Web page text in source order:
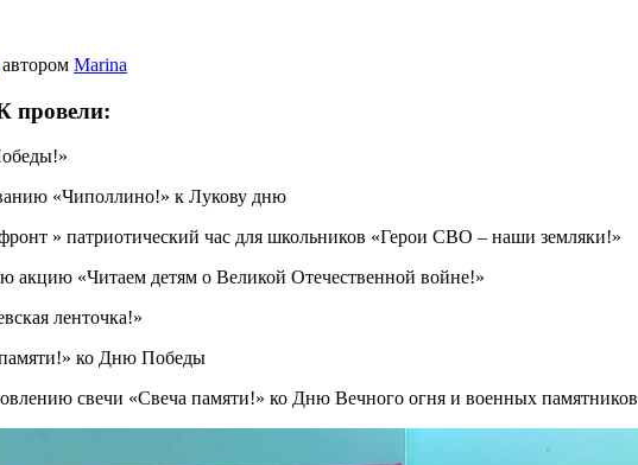
автором Marina
провели:
«Чиполлино!» к Лукову дню
» патриотический час для школьников «Герои СВО – наши земляки!»
акцию «Читаем детям о Великой Отечественной войне!»
ленточка!»
памяти!» ко Дню Победы
свечи «Свеча памяти!» ко Дню Вечного огня и военных памятников